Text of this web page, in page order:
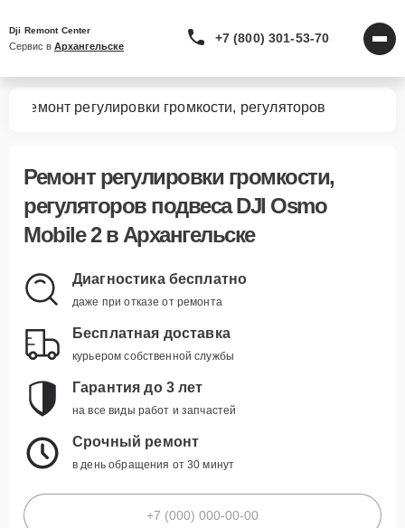
Dji Remont Center
Сервис в Архангельске
+7 (800) 301-53-70
Ремонт регулировки громкости, регуляторов
Ремонт регулировки громкости,
регуляторов подвеса DJI Osmo
Mobile 2 в Архангельске
Диагностика бесплатно
даже при отказе от ремонта
Бесплатная доставка
курьером собственной службы
Гарантия до 3 лет
на все виды работ и запчастей
Срочный ремонт
в день обращения от 30 минут